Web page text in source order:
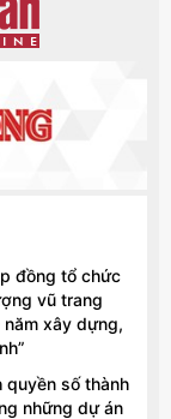
đồng tổ chức
vũ trang
năm xây dựng,
quyền số thành
những dự án